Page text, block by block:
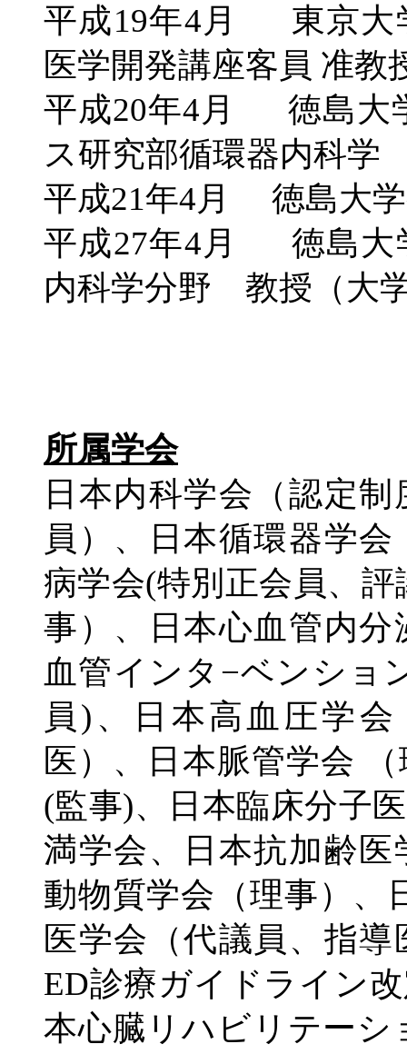
平成19年4 月 東京大
医学開発講座客員 准教
平成20年4 月 徳島大
ス研究部循環器内科学
平成21年4月
徳島大
平成27年4 月 徳島大
内科学分野 教授（大
所属学会
日本内科学会（認定
員）、日本循環器学
病学会(特別正会員、
事）、日本心血管内
血管インタ−ベンショ
員)、日本高血圧学
医）、日本脈管学会
(監事)、日本臨床分子
満学会、日本抗加齢
動物質学会（理事）、
医学会（代議員、指
ED診療ガイドライン
本心臓リハビリテーシ